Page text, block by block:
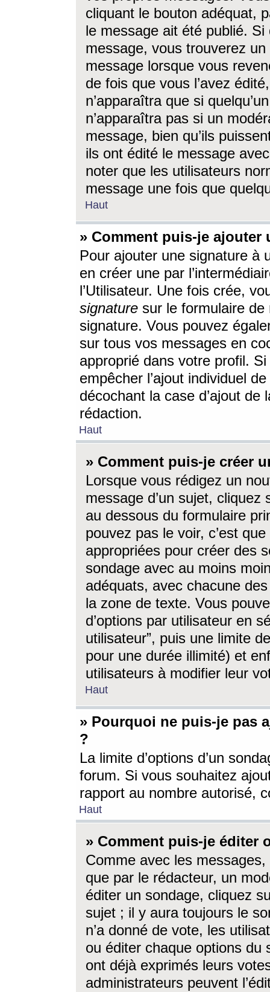
cliquant le bouton adéquat,
le message ait été publié. Si
message, vous trouverez
message lorsque vous
de fois que vous l’avez
n’apparaîtra que si
n’apparaîtra pas si un
message, bien qu’ils
ils ont édité le message
noter que les utilisateurs
message une fois que
Haut
» Comment puis-je ajouter
Pour ajouter une signature à
en créer une par
l’Utilisateur. Une fois crée,
signature sur le formulaire de
signature. Vous pouvez
sur tous vos messages en
approprié dans votre profil.
empêcher l’ajout individuel
décochant la case d’ajout
rédaction.
Haut
» Comment puis-je créer
Lorsque vous rédigez un
message d’un sujet, cliquez
au dessous du formulaire
pouvez pas le voir, c’est
appropriées pour créer des
sondage avec au moins
adéquats, avec chacune
la zone de texte. Vous
d’options par utilisateur en
utilisateur”, puis une limite
pour une durée illimité) et
utilisateurs à modifier leur
Haut
» Pourquoi ne puis-je pas
?
La limite d’options d’un
forum. Si vous souhaitez
rapport au nombre autorisé,
Haut
» Comment puis-je éditer
Comme avec les
que par le rédacteur, un
éditer un sondage, cliquez
sujet ; il y aura toujours le
n’a donné de vote, les
ou éditer chaque options du
ont déjà exprimés leurs
administrateurs peuvent